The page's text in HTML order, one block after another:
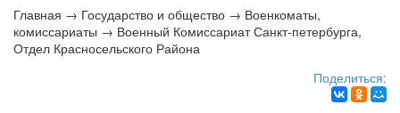
Главная → Государство и общество → Военкоматы,
комиссариаты → Военный Комиссариат Санкт-петербурга,
Отдел Красносельского Района
Поделиться: